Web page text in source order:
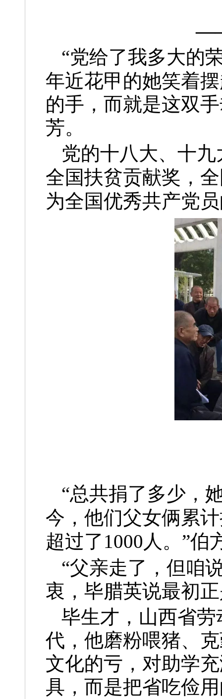
“党给了我多大的
年近花甲的她笑着
的手，而就是这双
芳。
党的十八大、十
全国扶贫贡献奖，
为全国优秀共产党
“总共捐了多少，
今，他们父女俩累
超过了1000人。”伯
“父亲走了，但咱
衷，毕腊英说最初
毕生才，山西省
代，他磨粉喂猪、
文化的亏，对助学
具，而是把省吃俭